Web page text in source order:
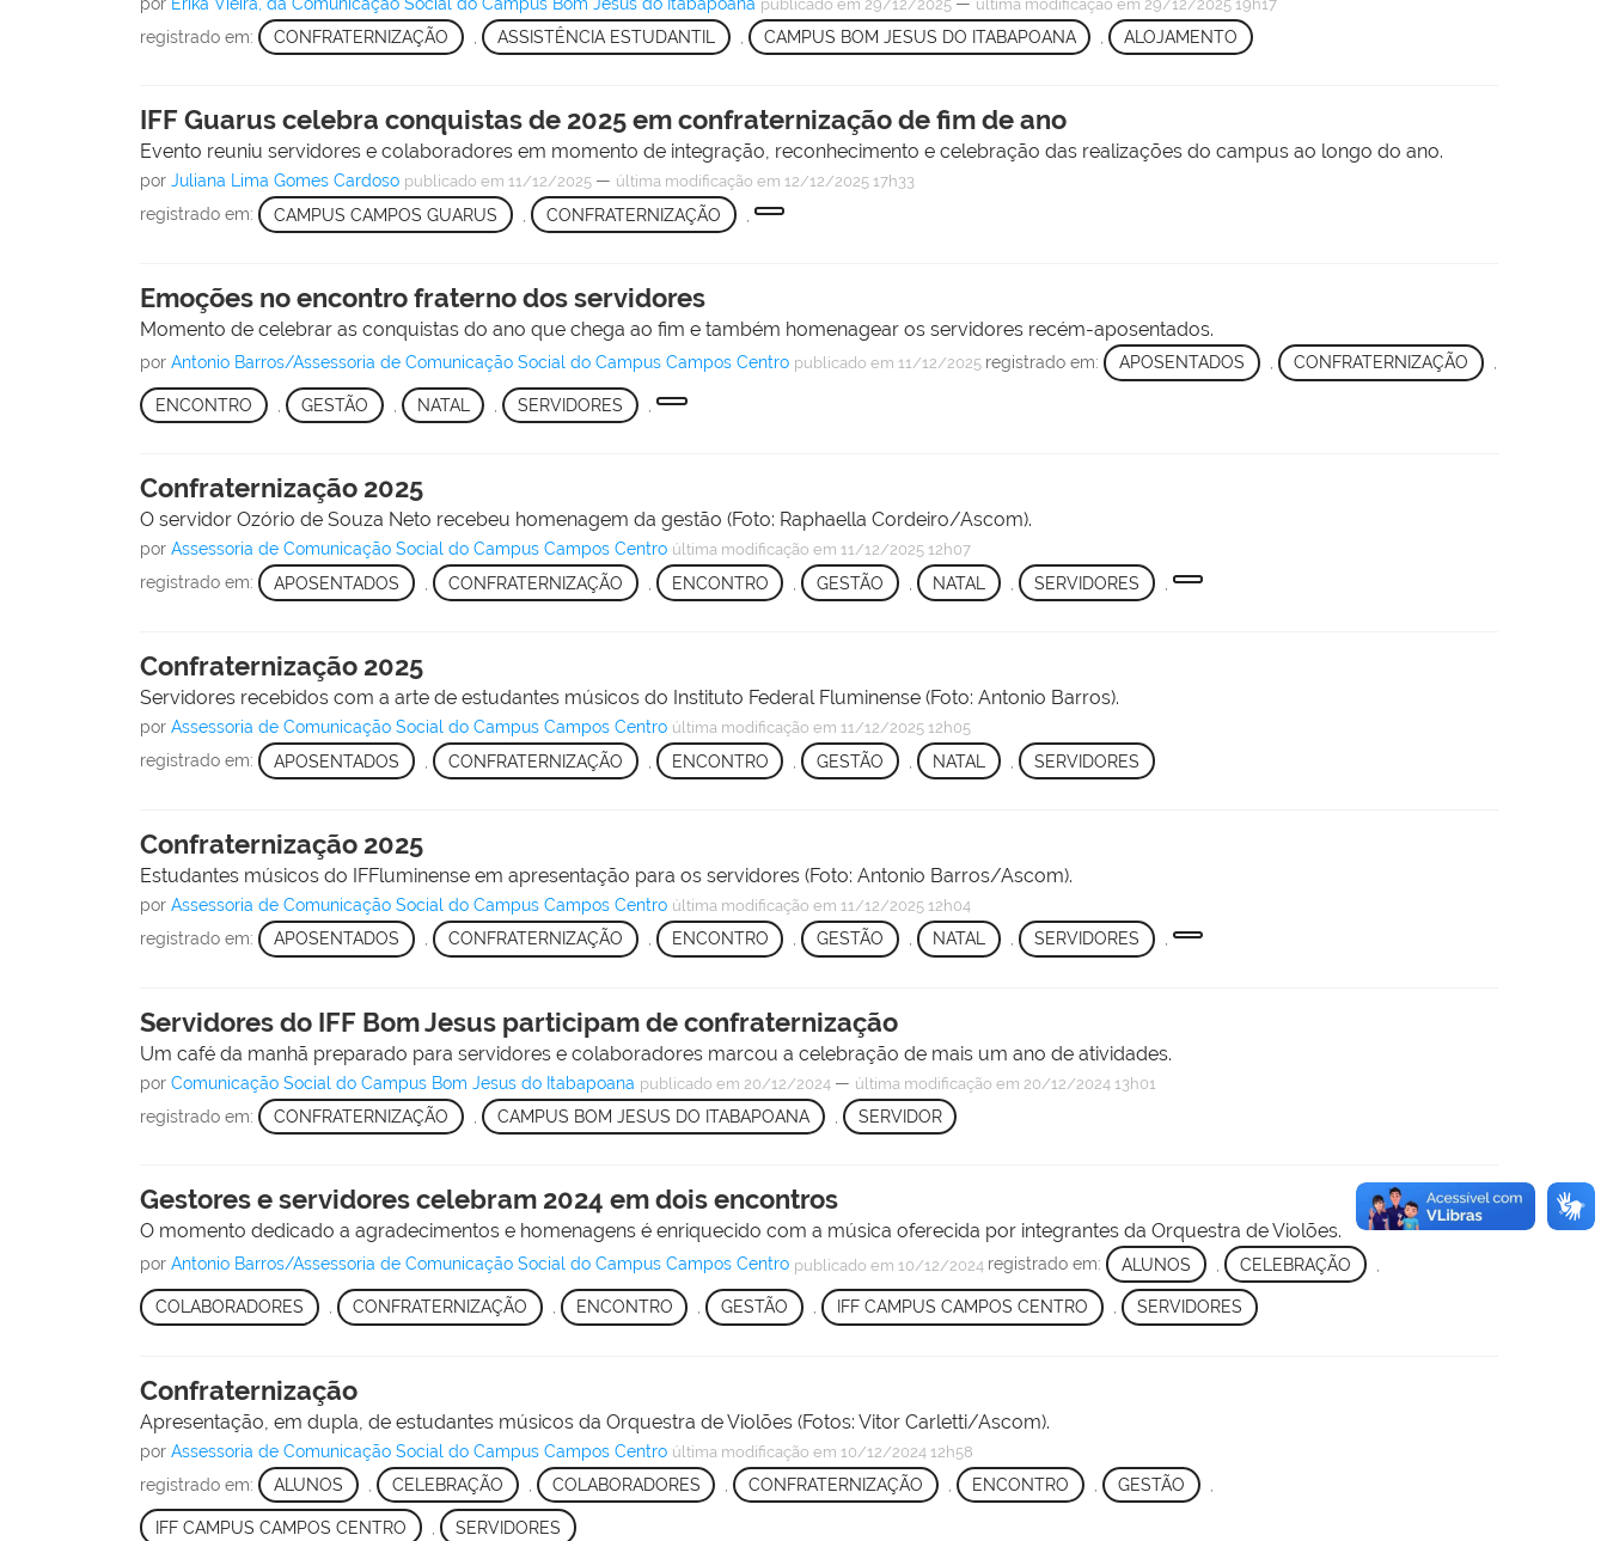
publicado em 29/12/2025 última modificação em 29/12/2025 19h17
registrado em: CONFRATERNIZAÇÃO ASSISTÊNCIA ESTUDANTIL CAMPUS BOM JESUS DO ITABAPOANA , ALOJAMENTO
IFF Guarus celebra conquistas de 2025 em confraternização de fim de ano
Evento reuniu servidores e colaboradores em momento de integração, reconhecimento e celebração das realizações do campus ao longo do ano.
porJuliana Lima Gomes Cardoso publicado em 11/12/2025 — última modificação em 12/12/2025 17h33
registrado em: CAMPUS CAMPOS GUARUS CONFRATERNIZAÇÃO
Emoções no encontro fraterno dos servidores
Momento de celebrar as conquistas do ano que chega ao fim e também homenagear os servidores recém-aposentados.
porAntonio Barros/Assessoria de Comunicação Social do Campus Campos Centro publicado em 11/12/2025 registrado em: APOSENTADOS , CONFRATERNIZAÇÃO ,
ENCONTRO GESTÃO NATAL , SERVIDORES ,
Confraternização 2025
O servidor Ozório de Souza Neto recebeu homenagem da gestão (Foto: Raphaella Cordeiro/Ascom).
porAssessoria de Comunicação Social do Campus Campos Centro última modificação em 11/12/2025 12h07
registrado em: APOSENTADOS CONFRATERNIZAÇÃO ENCONTRO , GESTÃO , NATAL SERVIDORES
Confraternização 2025
Servidores recebidos com a arte de estudantes músicos do Instituto Federal Fluminense (Foto: Antonio Barros).
porAssessoria de Comunicação Social do Campus Campos Centro última modificação em 11/12/2025 12h05
registrado em: APOSENTADOS CONFRATERNIZAÇÃO ENCONTRO , GESTÃO , NATAL SERVIDORES
Confraternização 2025
Estudantes músicos do IFFluminense em apresentação para os servidores (Foto: Antonio Barros/Ascom).
porAssessoria de Comunicação Social do Campus Campos Centro última modificação em 11/12/2025 12h04
registrado em: APOSENTADOS , CONFRATERNIZAÇÃO , ENCONTRO , GESTÃO , NATAL , SERVIDORES ,
Servidores do IFF Bom Jesus participam de confraternização
Um café da manhã preparado para servidores e colaboradores marcou a celebração de mais um ano de atividades.
porComunicação Social do Campus Bom Jesus do Itabapoana publicado em 20/12/2024 — última modificação em 20/12/2024 13h01
registrado em: CONFRATERNIZAÇÃO CAMPUS BOM JESUS DO ITABAPOANA SERVIDOR
Gestores e servidores celebram 2024 em dois encontros
O momento dedicado a agradecimentos e homenagens é enriquecido com a música oferecida por integrantes da Orquestra de Violões.
porAntonio Barros/Assessoria de Comunicação Social do Campus Campos Centro publicado em 10/12/2024 registrado em: ALUNOS CELEBRAÇÃO
COLABORADORES , CONFRATERNIZAÇÃO , ENCONTRO , GESTÃO , IFF CAMPUS CAMPOS CENTRO , SERVIDORES
Confraternização
Apresentação, em dupla, de estudantes músicos da Orquestra de Violões (Fotos: Vitor Carletti/Ascom).
porAssessoria de Comunicação Social do Campus Campos Centro última modificação em 10/12/2024 12h58
registrado em: ALUNOS CELEBRAÇÃO COLABORADORES , CONFRATERNIZAÇÃO , ENCONTRO GESTÃO
IFF CAMPUS CAMPOS CENTRO SERVIDORES